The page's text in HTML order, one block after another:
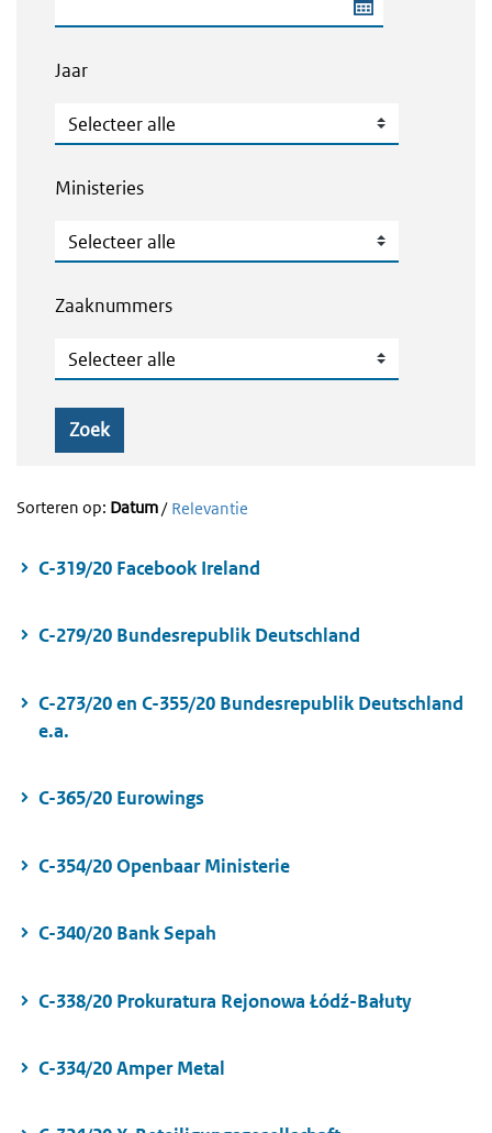
Jaar
Jaar
Ministeries
Ministeries
Zaaknummers
Zaaknummers
Zoek
Sorteren op: Datum/ Relevantie
C-319/20 Facebook Ireland
C-279/20 Bundesrepublik Deutschland
C-273/20 en C-355/20 Bundesrepublik Deutschland
e.a.
C-365/20 Eurowings
C-354/20 Openbaar Ministerie
C-340/20 Bank Sepah
C-338/20 Prokuratura Rejonowa Łódź-Bałuty
C-334/20 Amper Metal